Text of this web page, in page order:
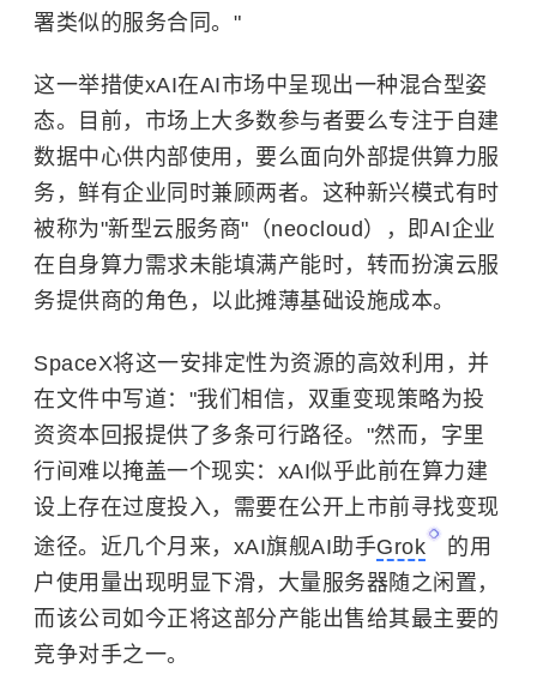
署类似的服务合同。"
这一举措使xAI在AI市场中呈现出一种混合型姿
态。目前，市场上大多数参与者要么专注于自建
数据中心供内部使用，要么面向外部提供算力服
务，鲜有企业同时兼顾两者。这种新兴模式有时
被称为"新型云服务商"（neocloud），即AI企业
在自身算力需求未能填满产能时，转而扮演云服
务提供商的角色，以此摊薄基础设施成本。
SpaceX将这一安排定性为资源的高效利用，并
在文件中写道："我们相信，双重变现策略为投
资资本回报提供了多条可行路径。"然而，字里
行间难以掩盖一个现实：xAI似乎此前在算力建
设上存在过度投入，需要在公开上市前寻找变现
途径。近几个月来，xAI旗舰AI助手Grok
的用
户使用量出现明显下滑，大量服务器随之闲置，
而该公司如今正将这部分产能出售给其最主要的
竞争对手之一。